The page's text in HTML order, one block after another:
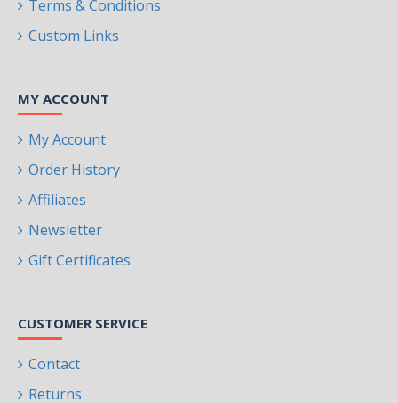
Terms & Conditions
Custom Links
MY ACCOUNT
My Account
Order History
Affiliates
Newsletter
Gift Certificates
CUSTOMER SERVICE
Contact
Returns